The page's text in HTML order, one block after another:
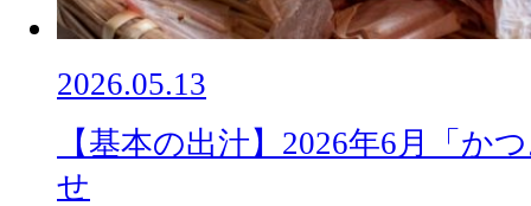
2026.05.13
【基本の出汁】2026年6月「か
せ